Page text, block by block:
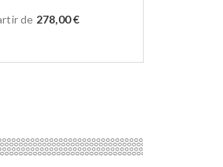
de 278,00 €